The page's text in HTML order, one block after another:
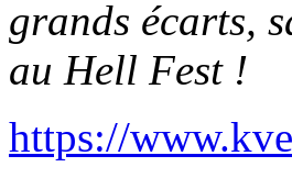
grands écarts,
au Hell Fest !
https://